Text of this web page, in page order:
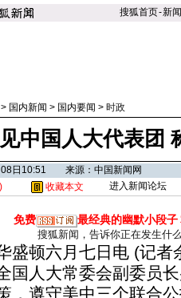
搜狐首页-新闻
> 国内新闻 > 国内要闻 > 时政
中国人大代表团
08日10:51 来源：中国新闻网
) 收藏本文 进入新闻论坛
免费 最经典的幽默小段子
搜狐新闻，告诉你正在发生什
顿六月七日电 (记者
国人大常委会副委员
，遵守美中三个联合